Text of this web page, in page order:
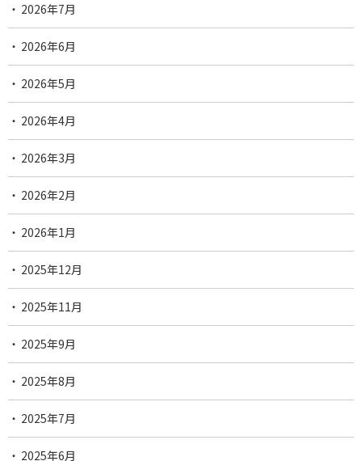
2026年7月
2026年6月
2026年5月
2026年4月
2026年3月
2026年2月
2026年1月
2025年12月
2025年11月
2025年9月
2025年8月
2025年7月
2025年6月